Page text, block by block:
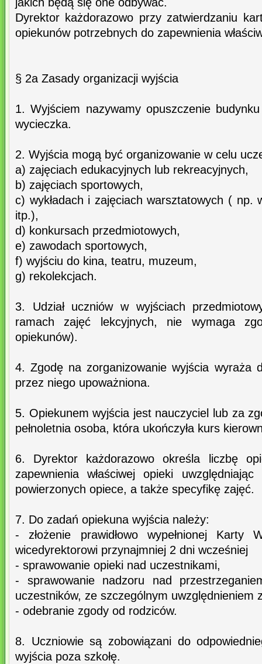
Dyrektor każdorazowo przy zatwierdzaniu
opiekunów potrzebnych do zapewnienia
§ 2a Zasady organizacji wyjścia
1. Wyjściem nazywamy opuszczenie
wycieczka.
2. Wyjścia mogą być organizowanie w celu
a) zajęciach edukacyjnych lub rekreacyjnych,
b) zajęciach sportowych,
c) wykładach i zajęciach warsztatowych ( np.
itp.),
d) konkursach przedmiotowych,
e) zawodach sportowych,
f) wyjściu do kina, teatru, muzeum,
g) rekolekcjach.
3. Udział uczniów w wyjściach
ramach zajęć lekcyjnych, nie wymaga
opiekunów).
4. Zgodę na zorganizowanie wyjścia wyraża
przez niego upoważniona.
5. Opiekunem wyjścia jest nauczyciel lub za
pełnoletnia osoba, która ukończyła kurs
6. Dyrektor każdorazowo określa liczbę
zapewnienia właściwej opieki uwzględniając
powierzonych opiece, a także specyfikę zajęć.
7. Do zadań opiekuna wyjścia należy:
- złożenie prawidłowo wypełnionej Karty
wicedyrektorowi przynajmniej 2 dni wcześniej
- sprawowanie opieki nad uczestnikami,
- sprawowanie nadzoru nad
uczestników, ze szczególnym uwzględnieniem
- odebranie zgody od rodziców.
8. Uczniowie są zobowiązani do
wyjścia poza szkołę.